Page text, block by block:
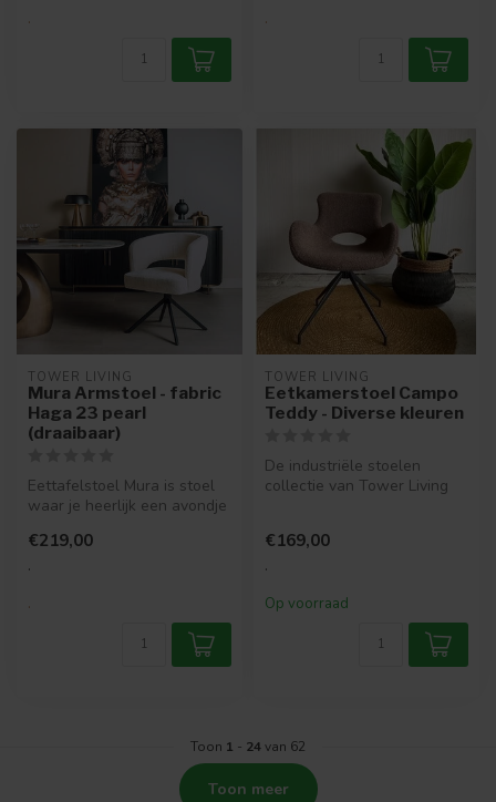
. .
TOWER LIVING
Mura Armstoel - fabric
Haga 23 pearl
(draaibaar)
Eettafelstoel Mura is stoel
waar je heerlijk een avondje
€219,00
.
.
TOWER LIVING
Eetkamerstoel Campo
Teddy - Diverse kleuren
De industriële stoelen
collectie van Tower Living
€169,00
.
Op voorraad
Toon 1 - 24van 62
Toon meer